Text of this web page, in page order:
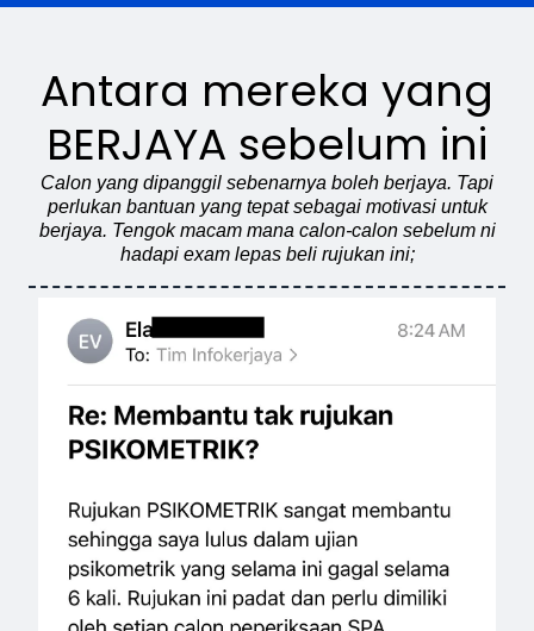
Antara mereka yang
BERJAYA sebelum ini
Calon yang dipanggil sebenarnya boleh berjaya. Tapi
perlukan bantuan yang tepat sebagai motivasi untuk
berjaya. Tengok macam mana calon-calon sebelum ni
hadapi exam lepas beli rujukan ini;